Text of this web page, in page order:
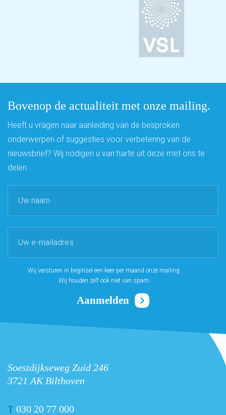
Bovenop de actualiteit met onze mailing.
Heeft u vragen naar aanleiding van de besproken
onderwerpen of suggesties voor verbetering van de
nieuwsbrief? Wij nodigen u van harte uit deze met ons te
delen.
Wij versturen in beginsel een keer per maand onze mailing.
Wij houden zelf ook niet van spam.
Soestdijkseweg Zuid 246
3721 AK Bilthoven
T 030 20 77 000